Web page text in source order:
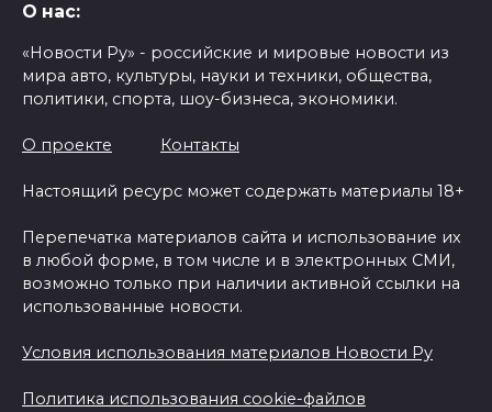
О нас:
«Новости Ру» - российские и мировые новости из
мира авто, культуры, науки и техники, общества,
политики, спорта, шоу-бизнеса, экономики.
О проекте Контакты
Настоящий ресурс может содержать материалы 18+
Перепечатка материалов сайта и использование их
в любой форме, в том числе и в электронных СМИ,
возможно только при наличии активной ссылки на
использованные новости.
Условия использования материалов Новости Ру
Политика использования cookie-файлов